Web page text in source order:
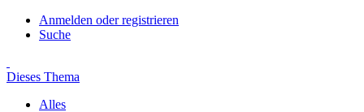
Anmelden oder registrieren
Suche
Dieses Thema
Alles